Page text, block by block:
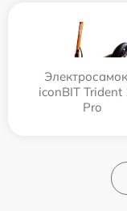
iconBIT Trident
Pro